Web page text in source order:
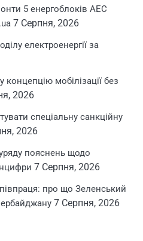
5 енергоблоків АЕС
7 Серпня, 2026
електроенергії за
мобілізації без
2026
спеціальну санкційну
2026
пояснень щодо
7 Серпня, 2026
про що Зеленський
7 Серпня, 2026